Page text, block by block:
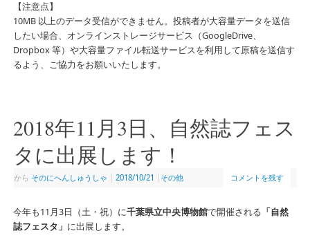
【注意点】
10MB 以上のデータ受信ができません。投稿者が大容量データを送信
したい場合、オンラインストレージサービス（GoogleDrive、
Dropbox 等）や大容量ファイル転送サービスを利用して原稿を送信す
るよう、ご協力をお願いいたします。
2018年11月3日、自然誌フェス
タに出展します！
から そのにへんしゅうしゃ 2018/10/21 その他 コメントを残す
今年も11月3日（土・祝）に千葉県立中央博物館で開催される 「自然
誌フェスタ」 に出展します。